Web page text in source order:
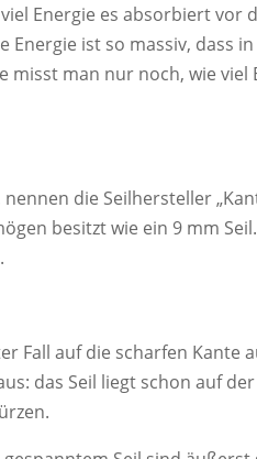
Energie es absorbiert vor
Energie ist so massiv, dass
man nur noch, wie
die Seilhersteller
besitzt wie ein 9 mm
Fall auf die scharfen
das Seil liegt schon auf